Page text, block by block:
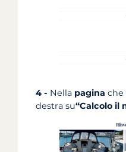
4 - Nella pagina che
destra su“Calcolo il